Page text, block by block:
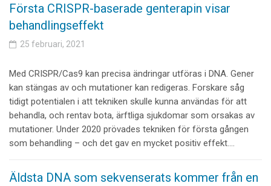
Första CRISPR-baserade genterapin visar
behandlingseffekt
25 februari, 2021
Med CRISPR/Cas9 kan precisa ändringar utföras i DNA. Gener
kan stängas av och mutationer kan redigeras. Forskare såg
tidigt potentialen i att tekniken skulle kunna användas för att
behandla, och rentav bota, ärftliga sjukdomar som orsakas av
mutationer. Under 2020 prövades tekniken för första gången
som behandling – och det gav en mycket positiv effekt.…
Äldsta DNA som sekvenserats kommer från en